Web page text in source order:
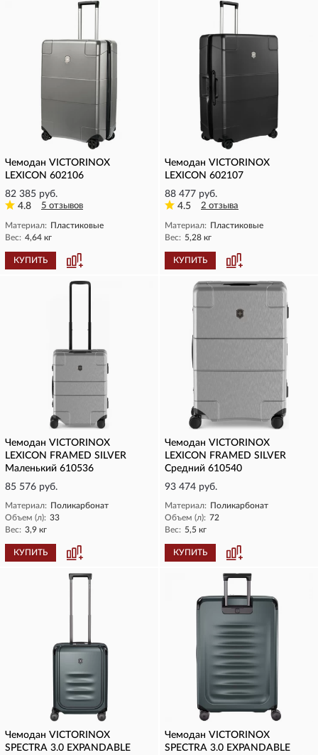
Чемодан VICTORINOX
LEXICON 602106
82 385 руб.
4.8
5 отзывов
Материал: Пластиковые
Вес: 4,64 кг
КУПИТЬ
Чемодан VICTORINOX
LEXICON 602107
88 477 руб.
4.5
2 отзыва
Материал: Пластиковые
Вес: 5,28 кг
КУПИТЬ
Чемодан VICTORINOX
LEXICON FRAMED SILVER
Маленький 610536
85 576 руб.
Материал: Поликарбонат
Объем (л): 33
Вес: 3,9 кг
КУПИТЬ
Чемодан VICTORINOX
LEXICON FRAMED SILVER
Средний 610540
93 474 руб.
Материал: Поликарбонат
Объем (л): 72
Вес: 5,5 кг
КУПИТЬ
Чемодан VICTORINOX
SPECTRA 3.0 EXPANDABLE
Чемодан VICTORINOX
SPECTRA 3.0 EXPANDABLE